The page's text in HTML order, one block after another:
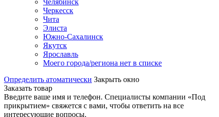
Черкесск
Чита
Элиста
Южно-Сахалинск
Якутск
Ярославль
Моего города/региона нет в списке
Определить атоматически Закрыть окно
Заказать товар
Введите ваше имя и телефон. Специалисты компании «Под
прикрытием» свяжется с вами, чтобы ответить на все
интересующие вопросы.